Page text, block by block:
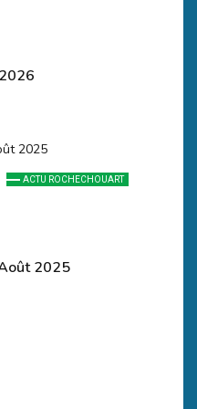
ACTU ROCHECHOUART
2025